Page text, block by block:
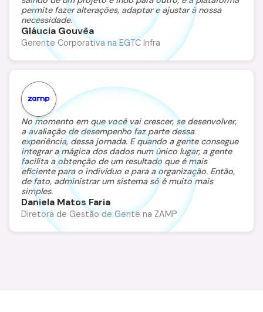
permite fazer alterações, adaptar e ajustar à nossa
necessidade.
Gláucia Gouvêa
Gerente Corporativa na EGTC Infra
No momento em que você vai crescer, se desenvolver,
a avaliação de desempenho faz parte dessa
experiência, dessa jornada. E quando a gente consegue
integrar a mágica dos dados num único lugar, a gente
facilita a obtenção de um resultado que é mais
eficiente para o indivíduo e para a organização. Então,
de fato, administrar um sistema só é muito mais
simples.
Daniela Matos Faria
Diretora de Gestão de Gente na ZAMP